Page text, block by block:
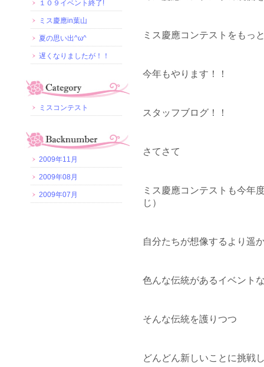
ミス慶應コンテストをもっ
今年もやります！！
スタッフブログ！！
さてさて
ミス慶應コンテストも今年
じ）
自分たちが想像するより遥
色んな伝統があるイベント
そんな伝統を護りつつ
どんどん新しいことに挑戦
１０９イベント終了!
ミス慶應in葉山
夏の思い出^ω^
遅くなりましたが！！
ミスコンテスト
2009年11月
2009年08月
2009年07月